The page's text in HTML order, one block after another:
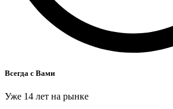
Всегда с Вами
Уже 14 лет на рынке